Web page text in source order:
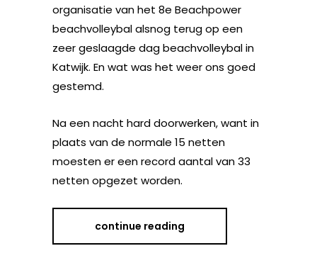
organisatie van het 8e Beachpower
beachvolleybal alsnog terug op een
zeer geslaagde dag beachvolleybal in
Katwijk. En wat was het weer ons goed
gestemd.
Na een nacht hard doorwerken, want in
plaats van de normale 15 netten
moesten er een record aantal van 33
netten opgezet worden.
continue reading